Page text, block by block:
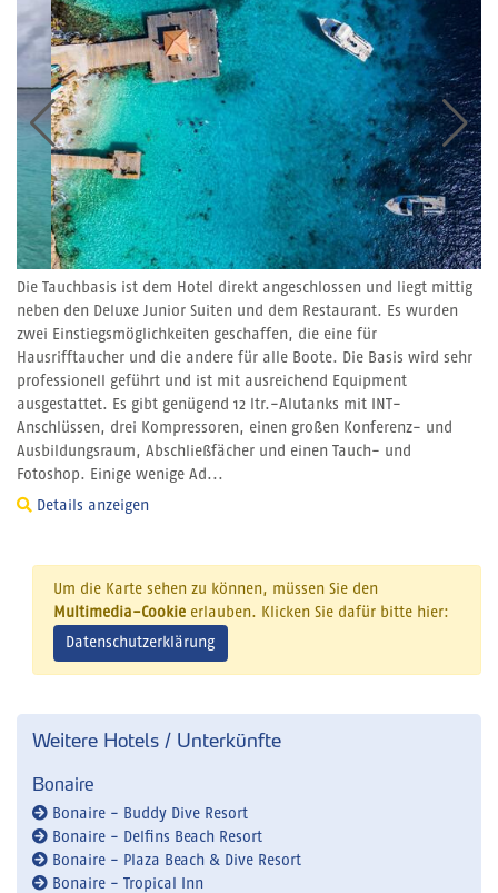
Die Tauchbasis ist dem Hotel direkt angeschlossen und liegt mittig
neben den Deluxe Junior Suiten und dem Restaurant. Es wurden
zwei Einstiegsmöglichkeiten geschaffen, die eine für
Hausrifftaucher und die andere für alle Boote. Die Basis wird sehr
professionell geführt und ist mit ausreichend Equipment
ausgestattet. Es gibt genügend 12 ltr.-Alutanks mit INT-
Anschlüssen, drei Kompressoren, einen großen Konferenz- und
Ausbildungsraum, Abschließfächer und einen Tauch- und
Fotoshop. Einige wenige Ad...
Details anzeigen
Um die Karte sehen zu können, müssen Sie den
Multimedia-Cookieerlauben. Klicken Sie dafür bitte hier:
Datenschutzerklärung
Weitere Hotels / Unterkünfte
Bonaire
Bonaire - Buddy Dive Resort
Bonaire - Delfins Beach Resort
Bonaire - Plaza Beach & Dive Resort
Bonaire - Tropical Inn